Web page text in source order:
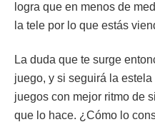
logra que en menos de
la tele por lo que estás
La duda que te surge
juego, y si seguirá la
juegos con mejor ritmo de
que lo hace. ¿Cómo lo